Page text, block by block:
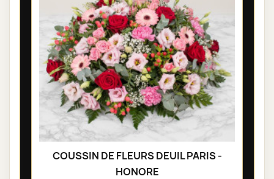
COUSSIN DE FLEURS DEUIL PARIS -
HONORE